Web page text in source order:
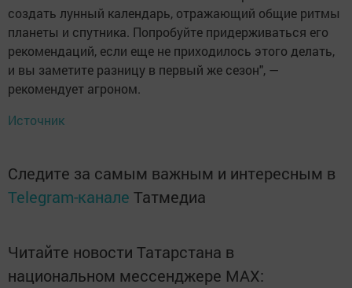
создать лунный календарь, отражающий общие ритмы
планеты и спутника. Попробуйте придерживаться его
рекомендаций, если еще не приходилось этого делать,
и вы заметите разницу в первый же сезон", —
рекомендует агроном.
Источник
Следите за самым важным и интересным в
Telegram-канале Татмедиа
Читайте новости Татарстана в
национальном мессенджере MАХ: